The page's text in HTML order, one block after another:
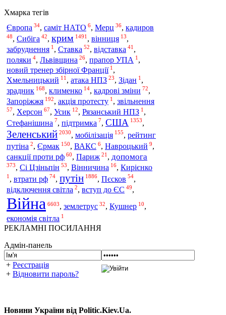
Хмарка тегів
Європа 34, саміт НАТО 6, Мерц 36, кадиров
48, Сибіга 42, крим 1491 , вінниця 13,
забруднення 1 , Ставка 52, відставка 41 ,
поляки 4, Львівщина 26, прапор УПА 1 ,
новий тренер збірної Франції 1 ,
Хмельницький 11 , атака НПЗ 23, Зідан 1 ,
зрадник 168, клименко 14, кадрові зміни 72,
Запоріжжя 192, акція протесту 1 , звільнення
57, Херсон 67, Усик 12, Рязанський НПЗ 1 ,
Стефанішина 7, підтримка 7, США 1353,
Зеленський 2030, мобілізація 155, рейтинг
путіна 2, Єрмак 150, ВАКС 6, Навроцький 9,
санкції проти рф 60, Париж 21 , допомога
373, Сі Цзіньпін 53, Вінничина 16, Кирієнко
1 , втрати рф 74, путін 1886, Пєсков 54,
відключення світла 2, вступ до ЄС 49,
Війна 6603, землетрус 32, Кушнер 10,
економія світла 1
РЕКЛАМНІ ПОСИЛАННЯ
Адмін-панель
+ Реєстрація
+ Відновити пароль?
Новини України від Politic.Kiev.Ua.